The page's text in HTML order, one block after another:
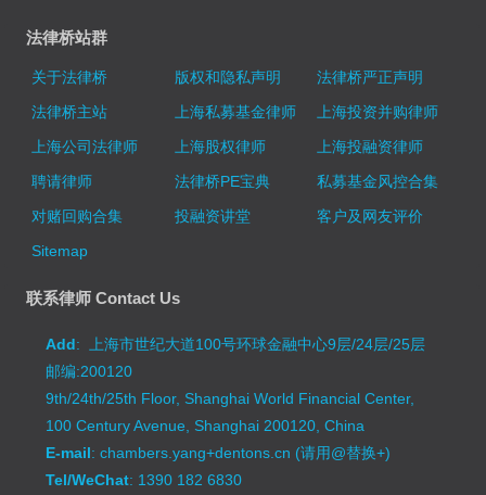
法律桥站群
关于法律桥 版权和隐私声明
法律桥严正声明
法律桥主站
上海私募基金律师
上海投资并购律师
上海公司法律师
上海股权律师
上海投融资律师
聘请律师
法律桥PE宝典
私募基金风控合集
对赌回购合集
投融资讲堂
客户及网友评价
Sitemap
联系律师 Contact Us
Add: 上海市世纪大道100号环球金融中心9层/24层/25层
邮编:200120
9th/24th/25th Floor, Shanghai World Financial Center,
100 Century Avenue, Shanghai 200120, China
E-mail: chambers.yang+dentons.cn (请用@替换+)
Tel/WeChat: 1390 182 6830